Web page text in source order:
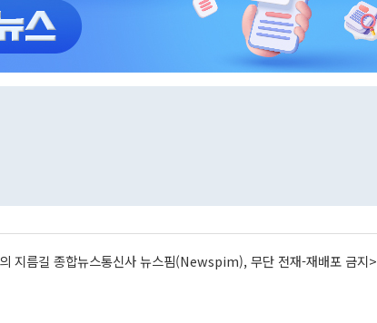
지름길 종합뉴스통신사 뉴스핌(Newspim), 무단 전재-재배포 금지>